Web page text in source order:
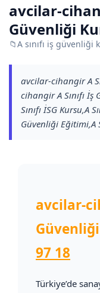
avcilar-
Güvenliği
📁A sınıfı iş güvenliği
avcilar-cihangir A
cihangir A Sınıfı
Sınıfı İSG Kursu,A
Güvenliği Eğitimi,A
avcilar-
97 18
Türkiye’de